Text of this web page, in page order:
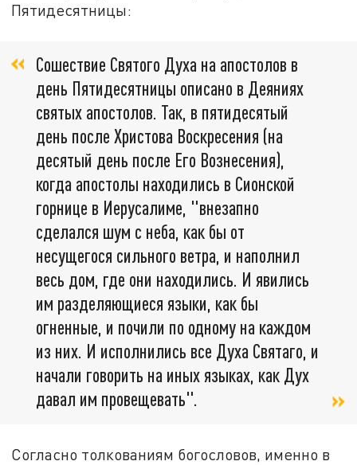
Пятидесятницы:
Сошествие Святого Духа на апостолов в
день Пятидесятницы описано в Деяниях
святых апостолов. Так, в пятидесятый
день после Христова Воскресения (на
десятый день после Его Вознесения),
когда апостолы находились в Сионской
горнице в Иерусалиме, "внезапно
сделался шум с неба, как бы от
несущегося сильного ветра, и наполнил
весь дом, где они находились. И явились
им разделяющиеся языки, как бы
огненные, и почили по одному на каждом
из них. И исполнились все Духа Святаго, и
начали говорить на иных языках, как Дух
давал им провещевать".
Согласно толкованиям богословов, именно в